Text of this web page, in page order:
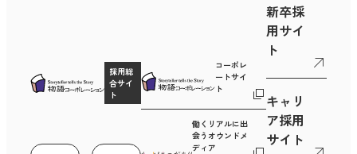
採用総
合サイ
ト
コーポレ
ートサイ
ト
働くリアルに出
会うオウンドメ
ディア
新卒採
用サイ
ト
キャリ
ア採用
サイト